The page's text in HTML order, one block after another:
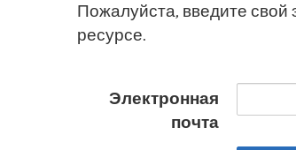
Пожалуйста, введите свой
ресурсе.
Электронная
почта